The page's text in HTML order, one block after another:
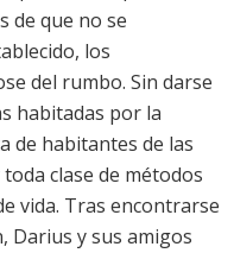
de que no se
los
del rumbo. Sin darse
habitadas por la
de habitantes de las
clase de métodos
vida. Tras encontrarse
Darius y sus amigos